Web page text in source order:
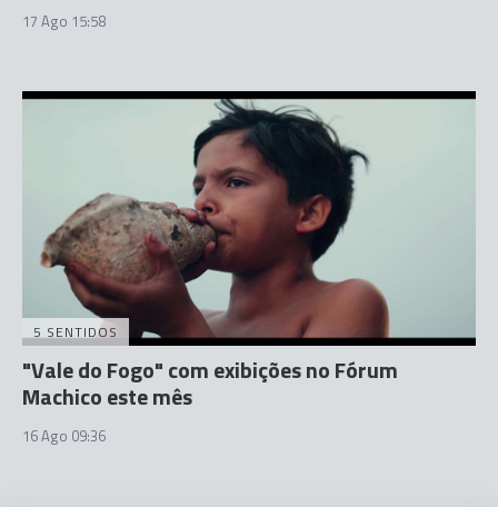
17 Ago 15:58
5 SENTIDOS
"Vale do Fogo" com exibições no Fórum
Machico este mês
16 Ago 09:36